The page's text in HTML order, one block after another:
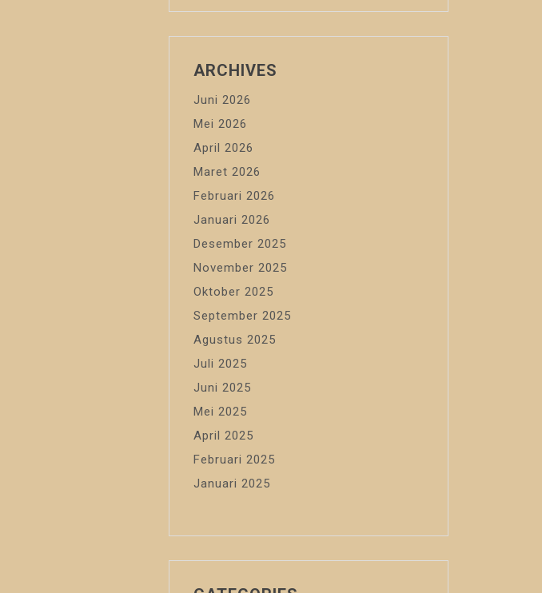
ARCHIVES
Juni 2026
Mei 2026
April 2026
Maret 2026
Februari 2026
Januari 2026
Desember 2025
November 2025
Oktober 2025
September 2025
Agustus 2025
Juli 2025
Juni 2025
Mei 2025
April 2025
Februari 2025
Januari 2025